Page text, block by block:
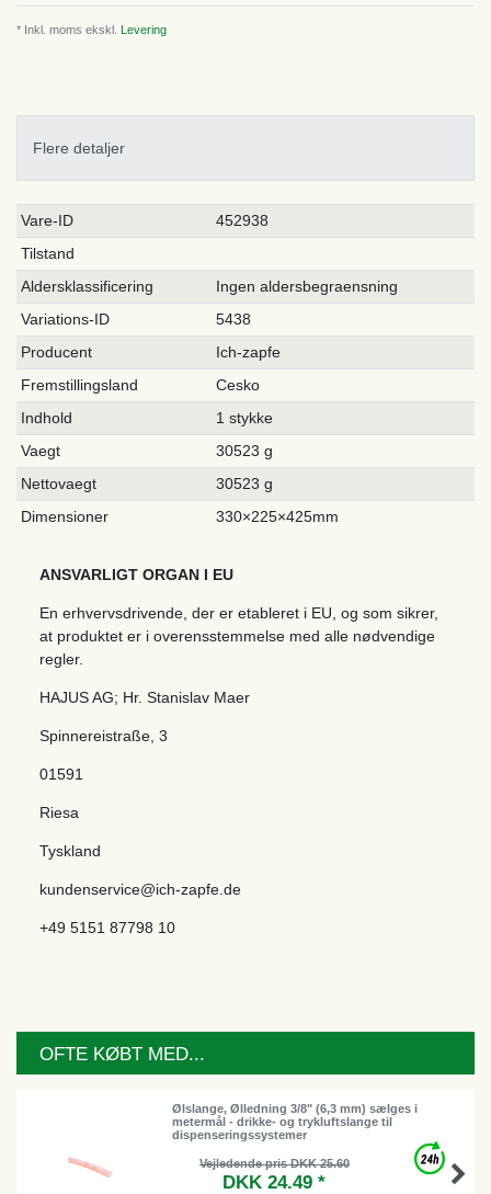
* Inkl. moms ekskl. Levering
Flere detaljer
Ceres::Template.singleItemTechnicalDataAttribute
Ceres::Template.singleItemTechnicalDataValue
Vare-ID
452938
Tilstand
Aldersklassificering
Ingen aldersbegraensning
Variations-ID
5438
Producent
Ich-zapfe
Fremstillingsland
Cesko
Indhold
1 stykke
Vaegt
30523 g
Nettovaegt
30523 g
Dimensioner
330×225×425mm
ANSVARLIGT ORGAN I EU
En erhvervsdrivende, der er etableret i EU, og som sikrer,
at produktet er i overensstemmelse med alle nødvendige
regler.
HAJUS AG; Hr. Stanislav Maer
Spinnereistraße 3
01591
Riesa
Tyskland
kundenservice@ich-zapfe.de
+49 5151 87798 10
OFTE KØBT MED...
Ølslange, Ølledning 3/8" (6,3 mm) sælges i
metermål - drikke- og trykluftslange til
dispenseringssystemer
Vejledende pris DKK 25.60
DKK 24.49 *